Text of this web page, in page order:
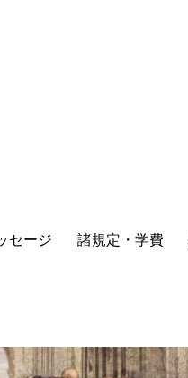
セージ 諸規定・学費